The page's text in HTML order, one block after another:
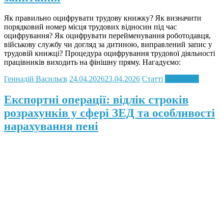
Як правильно оцифрувати трудову книжку? Як визначити
порядковий номер місця трудових відносин під час
оцифрування? Як оцифрувати перейменування роботодавця,
військову службу чи догляд за дитиною, виправлений запис у
трудовій книжці? Процедура оцифрування трудової діяльності
працівників виходить на фінішну пряму. Нагадуємо:
Геннадій Васильєв 24.04.202623.04.2026 Статті
Експортні операції: відлік строків
розрахунків у сфері ЗЕД та особливості
нарахування пені